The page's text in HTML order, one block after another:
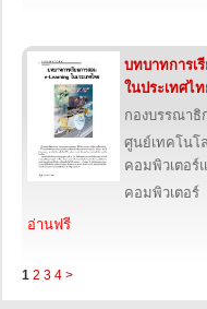
บทบาทการเ
ในประเทศไ
กองบรรณาธิ
ศูนย์เทคโนโ
คอมพิวเตอร์
คอมพิวเตอร์
อ่านฟรี
1 2 3 4 >